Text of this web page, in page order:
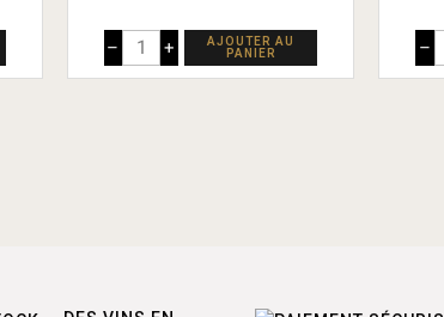
– +
AJOUTER AU
PANIER
–